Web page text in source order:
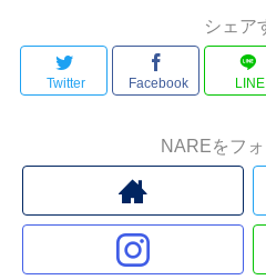
シェア
Twitter Facebook LINE
NAREをフ